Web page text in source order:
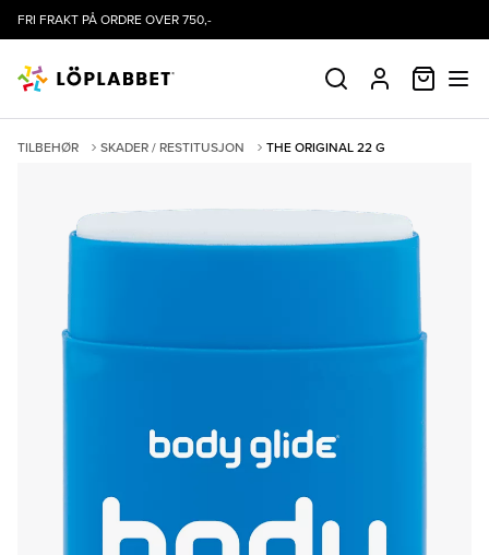
FRI FRAKT PÅ ORDRE OVER 750,-
SØK PROFIL
TILBEHØR SKADER / RESTITUSJON THE ORIGINAL 22 G